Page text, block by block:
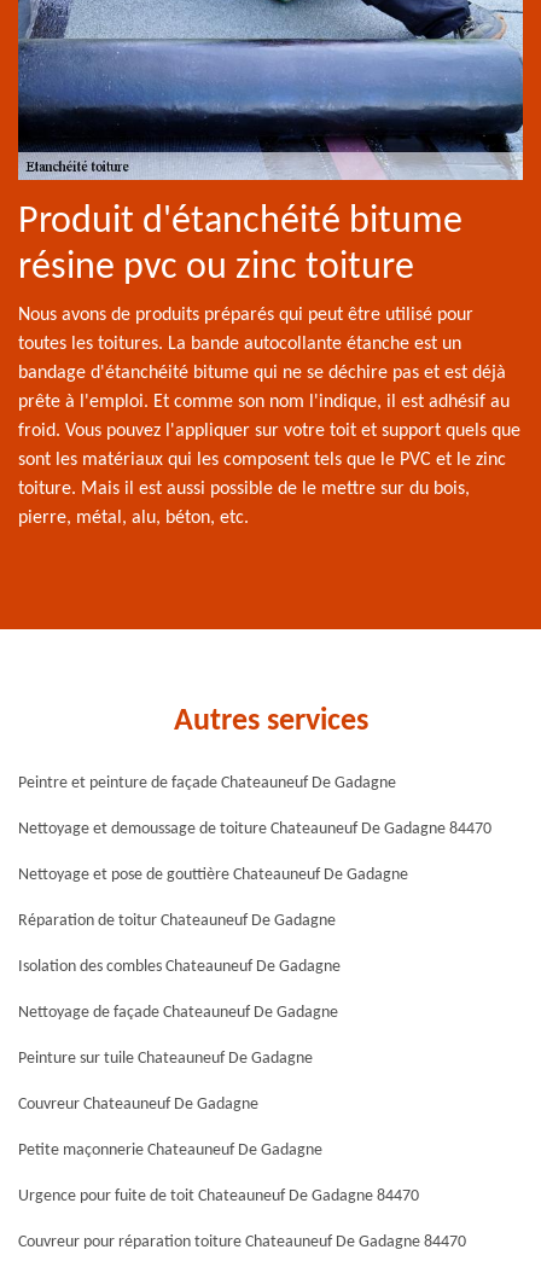
Produit d'étanchéité bitume
résine pvc ou zinc toiture
Nous avons de produits préparés qui peut être utilisé pour
toutes les toitures. La bande autocollante étanche est un
bandage d'étanchéité bitume qui ne se déchire pas et est déjà
prête à l'emploi. Et comme son nom l'indique, il est adhésif au
froid. Vous pouvez l'appliquer sur votre toit et support quels que
sont les matériaux qui les composent tels que le PVC et le zinc
toiture. Mais il est aussi possible de le mettre sur du bois,
pierre, métal, alu, béton, etc.
Autres services
Peintre et peinture de façade Chateauneuf De Gadagne
Nettoyage et demoussage de toiture Chateauneuf De Gadagne 84470
Nettoyage et pose de gouttière Chateauneuf De Gadagne
Réparation de toitur Chateauneuf De Gadagne
Isolation des combles Chateauneuf De Gadagne
Nettoyage de façade Chateauneuf De Gadagne
Peinture sur tuile Chateauneuf De Gadagne
Couvreur Chateauneuf De Gadagne
Petite maçonnerie Chateauneuf De Gadagne
Urgence pour fuite de toit Chateauneuf De Gadagne 84470
Couvreur pour réparation toiture Chateauneuf De Gadagne 84470